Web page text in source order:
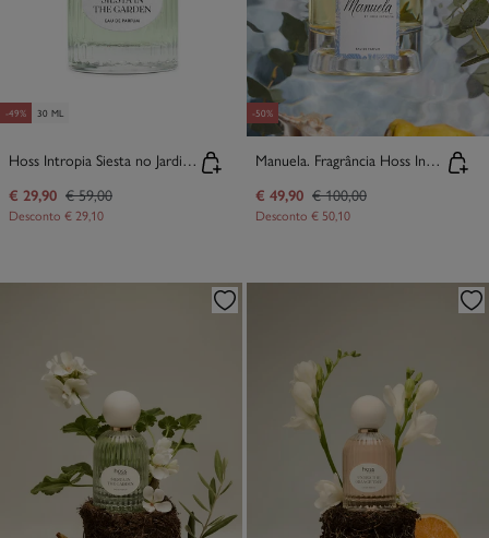
-49% 30 ML
Hoss Intropia Siesta no Jardim Eau De Parfum
€ 29,90 € 59,00
Desconto € 29,10
-50%
Manuela. Fragrância Hoss Intropia 100ml
€ 49,90 € 100,00
Desconto € 50,10